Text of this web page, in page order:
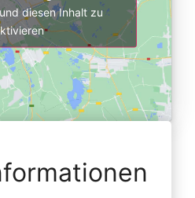
diesen Inhalt zu